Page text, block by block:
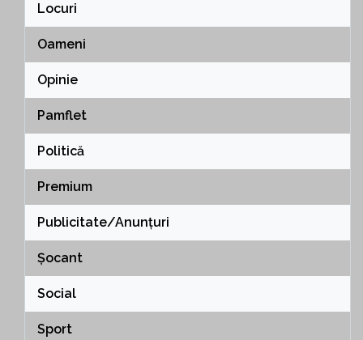
Locuri
Oameni
Opinie
Pamflet
Politică
Premium
Publicitate/Anunțuri
Șocant
Social
Sport